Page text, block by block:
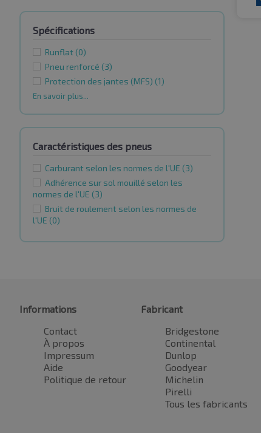
Spécifications
Runflat (0)
Pneu renforcé (3)
Protection des jantes (MFS) (1)
En savoir plus...
Caractéristiques des pneus
Carburant selon les normes de l'UE (3)
Adhérence sur sol mouillé selon les
normes de l'UE (3)
Bruit de roulement selon les normes de
l'UE (0)
Informations
Contact
À propos
Impressum
Aide
Politique de retour
Fabricant
Bridgestone
Continental
Dunlop
Goodyear
Michelin
Pirelli
Tous les fabricants